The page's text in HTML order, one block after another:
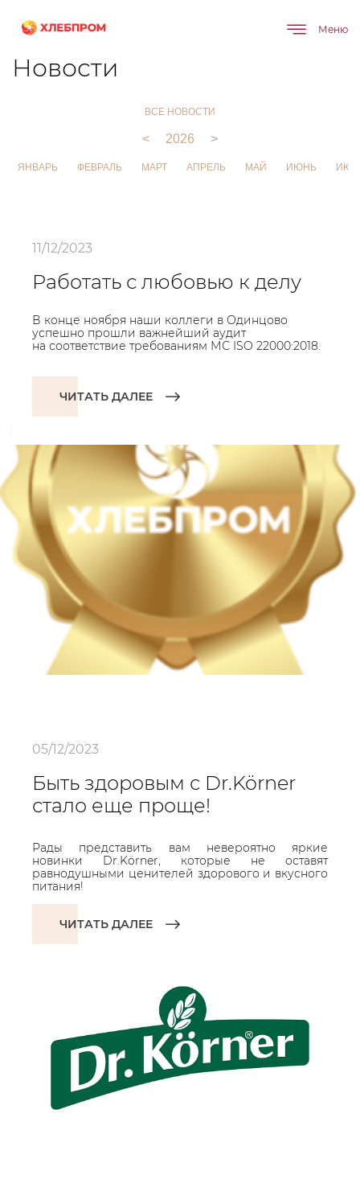
Меню
Главная О компании
Новости
ВСЕ НОВОСТИ
< 2026 >
ЯНВАРЬ ФЕВРАЛЬ МАРТ АПРЕЛЬ МАЙ ИЮНЬ
11/12/2023
Работать с любовью к делу
В конце ноября наши коллеги в Одинцово
успешно прошли важнейший аудит
на соответствие требованиям МС ISO 22000:2018.
ЧИТАТЬ ДАЛЕЕ
05/12/2023
Быть здоровым с Dr.Körner
стало еще проще!
Рады представить вам невероятно яркие
новинки Dr.Körner, которые не оставят
равнодушными ценителей здорового и вкусного
питания!
ЧИТАТЬ ДАЛЕЕ